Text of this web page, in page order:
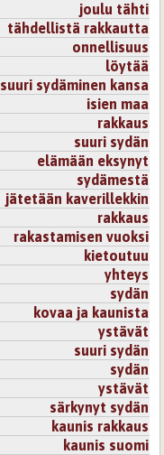
joulu tähti
tähdellistä rakkautta
onnellisuus
löytää
suuri sydäminen kansa
isien maa
rakkaus
suuri sydän
elämään eksynyt
sydämestä
jätetään kaverillekkin
rakkaus
rakastamisen vuoksi
kietoutuu
yhteys
sydän
kovaa ja kaunista
ystävät
suuri sydän
sydän
ystävät
särkynyt sydän
kaunis rakkaus
kaunis suomi